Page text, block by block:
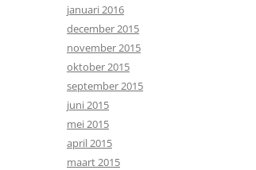
januari 2016
december 2015
november 2015
oktober 2015
september 2015
juni 2015
mei 2015
april 2015
maart 2015